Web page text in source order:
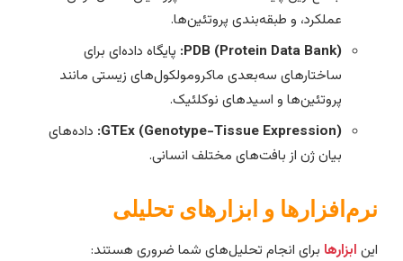
عملکرد، و طبقه‌بندی پروتئین‌ها.
PDB (Protein Data Bank): پایگاه داده‌ای برای
ساختارهای سه‌بعدی ماکرومولکول‌های زیستی مانند
پروتئین‌ها و اسیدهای نوکلئیک.
GTEx (Genotype-Tissue Expression):داده‌های
بیان ژن از بافت‌های مختلف انسانی.
و ابزارهای تحلیلی
ابزارهابرای انجام تحلیل‌های شما ضروری هستند: